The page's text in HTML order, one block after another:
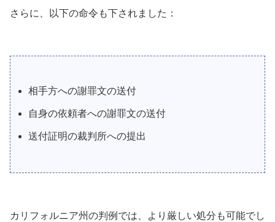
さらに、以下の命令も下されました：
相手方への謝罪文の送付
自身の依頼者への謝罪文の送付
送付証明の裁判所への提出
カリフォルニア州の判例では、より厳しい処分も可能でし